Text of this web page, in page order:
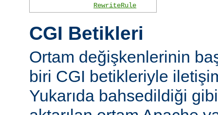
RewriteRule
CGI Betikleri
Ortam değişkenlerinin
biri CGI betikleriyle
Yukarıda bahsedildiği